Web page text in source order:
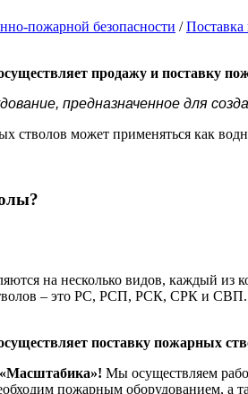
пожарной безопасности / Поставка
продажу и поставку
предназначенное для
стволов может применяться как
на несколько видов, каждый из
– это РС, РСП, РСК, СРК и СВП.
поставку пожарных
Мы осуществляем
пожарным оборудованием, а